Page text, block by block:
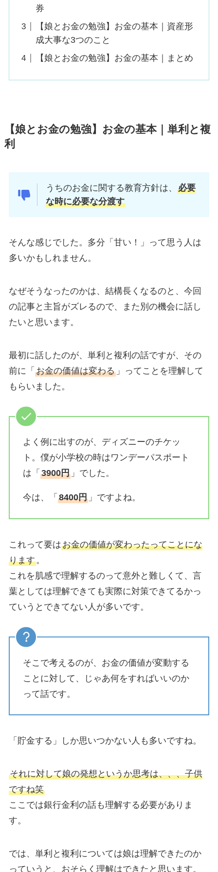
券
【娘とお金の勉強】お金の基本｜資産形
成大事な3つのこと
【娘とお金の勉強】お金の基本｜まとめ
【娘とお金の勉強】お金の基本｜単利と複
利
うちのお金に関する教育方針は、必要
な時に必要な分渡す
そんな感じでした。多分「甘い！」って思う人は
多いかもしれません。
なぜそうなったのかは、結構長くなるのと、今回
の記事と主旨がズレるので、また別の機会に話し
たいと思います。
最初に話したのが、単利と複利の話ですが、その
前に「 お金の価値は変わる」ってことを理解して
もらいました。
よく例に出すのが、ディズニーのチケッ
ト。僕が小学校の時はワンデーパスポート
は「 3900円」でした。
今は、「 8400円」ですよね。
これって要はお金の価値が変わったってことにな
ります。
これを肌感で理解するのって意外と難しくて、言
葉としては理解できても実際に対策できてるかっ
ていうとできてない人が多いです。
そこで考えるのが、お金の価値が変動する
ことに対して、じゃあ何をすればいいのか
って話です。
「貯金する」しか思いつかない人も多いですね。
それに対して娘の発想というか思考は、、、子供
ですね笑
ここでは銀行金利の話も理解する必要がありま
す。
では、単利と複利については娘は理解できたのか
っていうと、おそらく理解はできたと思います。